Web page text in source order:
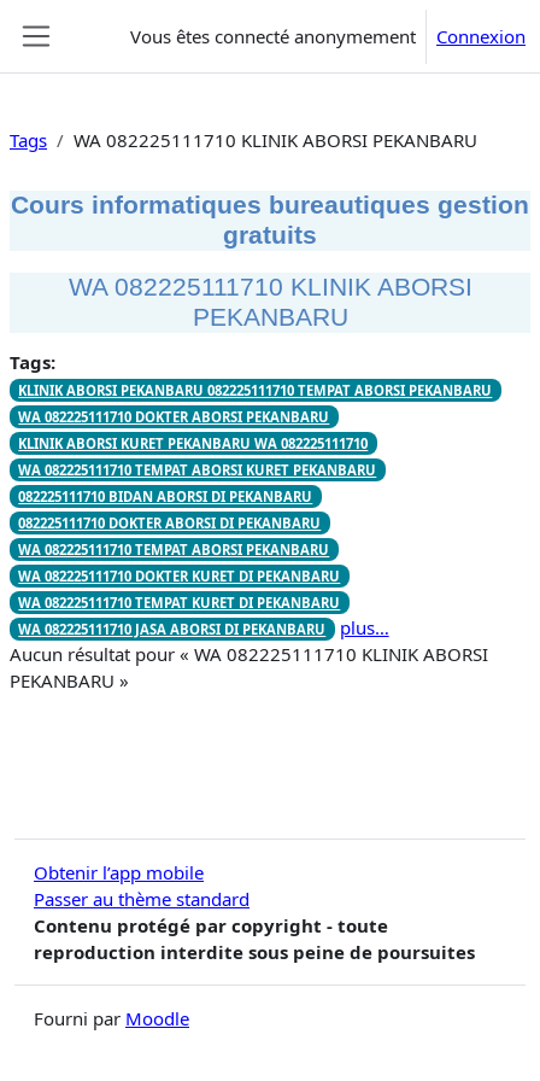
Vous êtes connecté anonymement Connexion
Tags WA 082225111710 KLINIK ABORSI PEKANBARU
Cours informatiques bureautiques gestion
gratuits
WA 082225111710 KLINIK ABORSI
PEKANBARU
Tags:
KLINIK ABORSI PEKANBARU 082225111710 TEMPAT ABORSI PEKANBARU
WA 082225111710 DOKTER ABORSI PEKANBARU
KLINIK ABORSI KURET PEKANBARU WA 082225111710
WA 082225111710 TEMPAT ABORSI KURET PEKANBARU
082225111710 BIDAN ABORSI DI PEKANBARU
082225111710 DOKTER ABORSI DI PEKANBARU
WA 082225111710 TEMPAT ABORSI PEKANBARU
WA 082225111710 DOKTER KURET DI PEKANBARU
WA 082225111710 TEMPAT KURET DI PEKANBARU
WA 082225111710 JASA ABORSI DI PEKANBARU
plus…
Aucun résultat pour « WA 082225111710 KLINIK ABORSI
PEKANBARU »
Obtenir l’app mobile
Passer au thème standard
Contenu protégé par copyright - toute
reproduction interdite sous peine de poursuites
Fourni par Moodle